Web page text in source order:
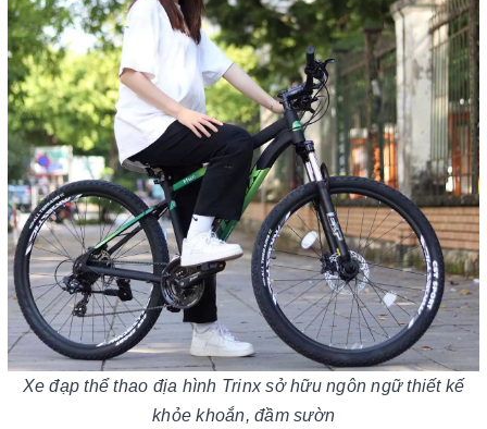
Xe đạp thể thao địa hình Trinx sở hữu ngôn ngữ thiết kế
khỏe khoắn, đầm sườn